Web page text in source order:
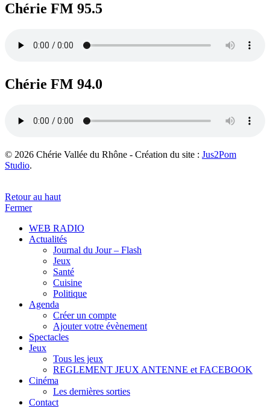
Chérie FM 95.5
Chérie FM 94.0
© 2026 Chérie Vallée du Rhône - Création du site : Jus2Pom
Studio.
Retour au haut
Fermer
WEB RADIO
Actualités
Journal du Jour – Flash
Jeux
Santé
Cuisine
Politique
Agenda
Créer un compte
Ajouter votre évènement
Spectacles
Jeux
Tous les jeux
REGLEMENT JEUX ANTENNE et FACEBOOK
Cinéma
Les dernières sorties
Contact